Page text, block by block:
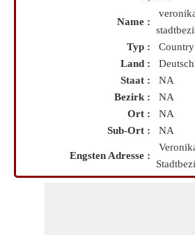
Name :
Typ :
Country
Land :
Staat :
NA
Bezirk :
NA
Ort :
NA
Sub-Ort :
NA
Engsten Adresse :